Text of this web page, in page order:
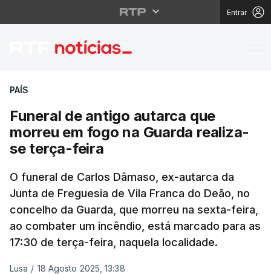
Entrar
Funeral de antigo
PAÍS
Funeral de antigo autarca que
morreu em fogo na Guarda realiza-
se terça-feira
O funeral de Carlos Dâmaso, ex-autarca da
Junta de Freguesia de Vila Franca do Deão, no
concelho da Guarda, que morreu na sexta-feira,
ao combater um incêndio, está marcado para as
17:30 de terça-feira, naquela localidade.
Lusa / 18 Agosto 2025, 13:38